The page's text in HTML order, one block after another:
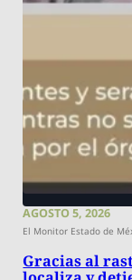
AGOSTO 5, 2026
El Monitor Estado de
Gracias al